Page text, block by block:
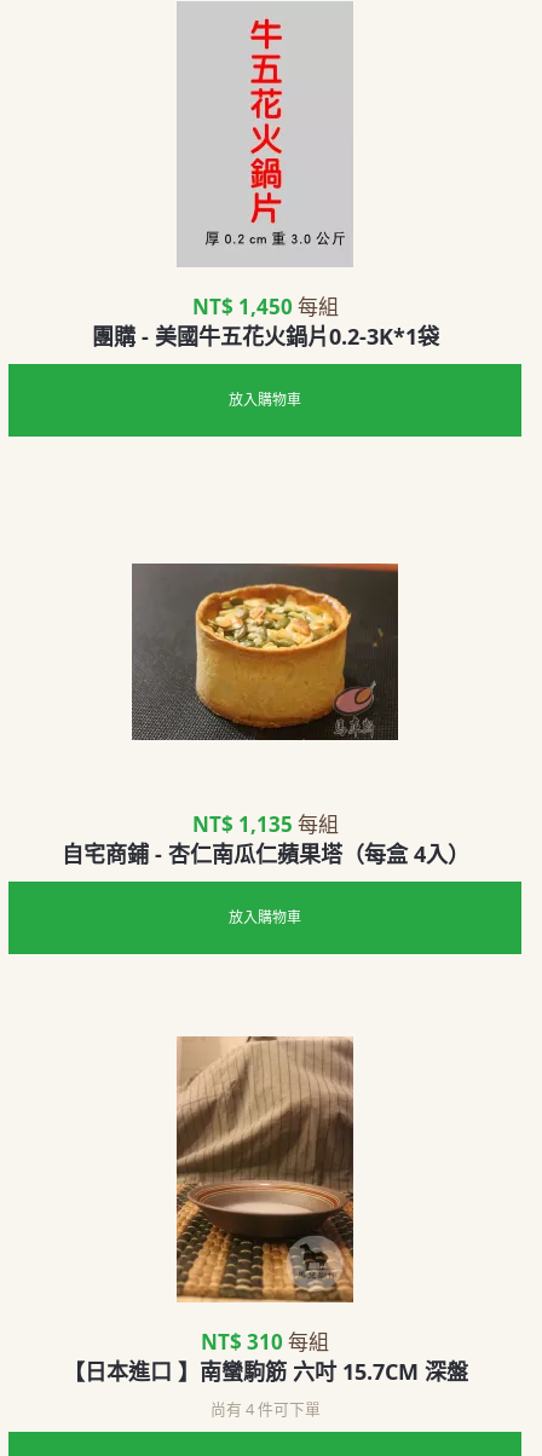
NT$ 1,450 每組
團購 - 美國牛五花火鍋片0.2-3K*1袋
放入購物車
NT$ 1,135 每組
自宅商鋪 - 杏仁南瓜仁蘋果塔（每盒 4入）
放入購物車
NT$ 310 每組
【日本進口 】南蠻駒筋 六吋 15.7CM 深盤
尚有 4 件可下單